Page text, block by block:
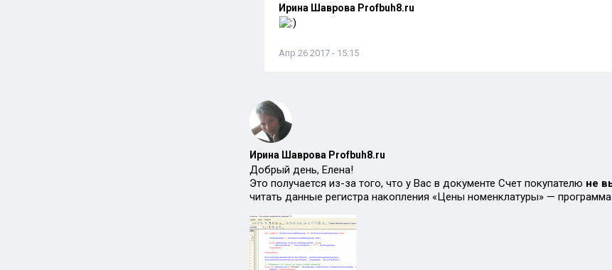
Ирина Шаврова Profbuh8.ru
Апр 26 2017 - 15:15
Ирина Шаврова Profbuh8.ru
Добрый день, Елена!
Это получается из-за того, что у Вас в документе Счет покупателю не
читать данные регистра накопления «Цены номенклатуры» —